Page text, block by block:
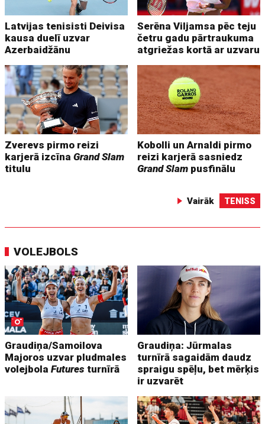
Latvijas tenisisti Deivisa
kausa duelī uzvar
Azerbaidžānu
Serēna Viljamsa pēc teju
četru gadu pārtraukuma
atgriežas kortā ar uzvaru
Zverevs pirmo reizi
karjerā izcīnaGrand Slam
titulu
Kobolli un Arnaldi pirmo
reizi karjerā sasniedz
Grand Slam pusfinālu
Vairāk TENISS
VOLEJBOLS
Graudiņa/Samoilova
Majoros uzvar pludmales
volejbolaFutures turnīrā
Graudiņa: Jūrmalas
turnīrā sagaidām daudz
spraigu spēļu, bet mērķis
ir uzvarēt